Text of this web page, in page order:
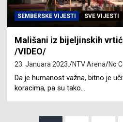
SEMBERSKE VIJESTI SVE VIJESTI
Mališani iz bijeljinskih
/VIDEO/
23. Januara 2023. NTV Arena No
Da je humanost važna, bitno je
koracima, pa su tako…